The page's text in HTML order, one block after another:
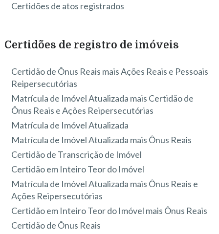
Certidões de atos registrados
Certidões de registro de imóveis
Certidão de Ônus Reais mais Ações Reais e Pessoais
Reipersecutórias
Matrícula de Imóvel Atualizada mais Certidão de
Ônus Reais e Ações Reipersecutórias
Matrícula de Imóvel Atualizada
Matrícula de Imóvel Atualizada mais Ônus Reais
Certidão de Transcrição de Imóvel
Certidão em Inteiro Teor do Imóvel
Matrícula de Imóvel Atualizada mais Ônus Reais e
Ações Reipersecutórias
Certidão em Inteiro Teor do Imóvel mais Ônus Reais
Certidão de Ônus Reais